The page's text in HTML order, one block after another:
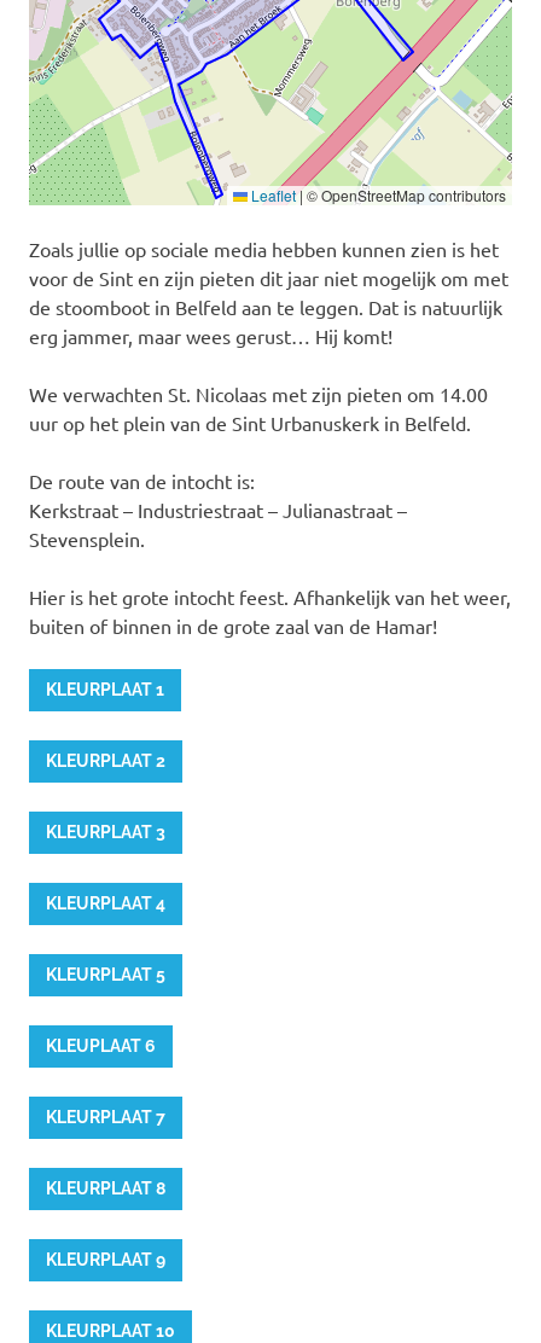
Leaflet|© OpenStreetMap contributors
Zoals jullie op sociale media hebben kunnen zien is het
voor de Sint en zijn pieten dit jaar niet mogelijk om met
de stoomboot in Belfeld aan te leggen. Dat is natuurlijk
erg jammer, maar wees gerust… Hij komt!
We verwachten St. Nicolaas met zijn pieten om 14.00
uur op het plein van de Sint Urbanuskerk in Belfeld.
De route van de intocht is:
Kerkstraat – Industriestraat – Julianastraat –
Stevensplein.
Hier is het grote intocht feest. Afhankelijk van het weer,
buiten of binnen in de grote zaal van de Hamar!
KLEURPLAAT 1
KLEURPLAAT 2
KLEURPLAAT 3
KLEURPLAAT 4
KLEURPLAAT 5
KLEUPLAAT 6
KLEURPLAAT 7
KLEURPLAAT 8
KLEURPLAAT 9
KLEURPLAAT 10